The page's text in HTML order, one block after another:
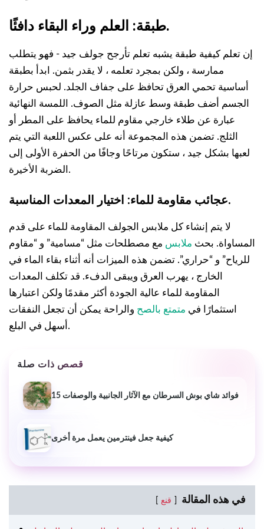
طبقة: العلم وراء البقاء دافئًا.
إن تعلم كيفية طبقة يشبه تعلم تأرجح جولف جيد - فهو يتطلب
ممارسة ، ولكن بمجرد تعلمه ، لا يقدر بثمن. ابدأ بطبقة
أساسية تحمي العرق تحافظ على جفاف الجلد. لحبس حرارة
الجسم أضف طبقة وسط عازلة مثل الصوف. اللمسة النهائية
عبارة عن طلاء خارجي مقاوم للماء يحافظ على المطر أو
الثلج. تضمن هذه المجموعة أنه على عكس اللعبة التي يتم
لعبها بشكل جيد ، ستكون مرتاحًا وجافًا من الحفرة الأولى إلى
الضربة الأخيرة.
عجائب مقاومة للماء: اختيار المعدات المناسبة.
لا يتم إنشاء كل ملابس الجولف المقاومة للماء على قدم
المساواة. بحث ملابس مع مصطلحات مثل “مسامية” و “مقاوم
للرياح” و “حراري”. تضمن هذه الميزات أنه أثناء بقاء الماء في
الخارج ، يهرب العرق ويبقى الدفء. قد تكلف المعدات
المقاومة للماء عالية الجودة أكثر مقدمًا ولكن اعتبارها
استثمارًا في متمتع بالصح والراحة يمكن أن تجعل النفقات
أسهل في البلع.
قصص ذات صلة
15 فوائد شاي بوش السرطان مع الآثار الجانبية والوصفات
كيفية جعل فينترمين يعمل مرة أخرى
في هذه المقالة قنع